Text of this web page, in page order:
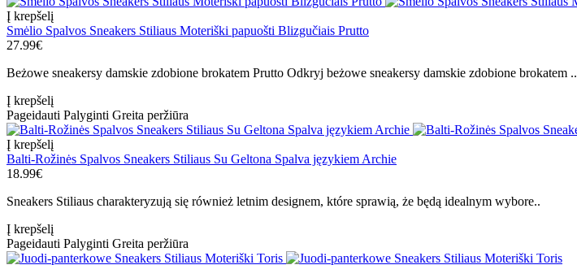
Į krepšelį
Smėlio Spalvos Sneakers Stiliaus Moteriški papuošti Blizgučiais Prutto
27.99€
Beżowe sneakersy damskie zdobione brokatem Prutto Odkryj beżowe sneakersy damskie zdobione brokatem ..
Į krepšelį
Pageidauti Palyginti Greita peržiūra
Į krepšelį
Balti-Rožinės Spalvos Sneakers Stiliaus Su Geltona Spalva językiem Archie
18.99€
Sneakers Stiliaus charakteryzują się również letnim designem, które sprawią, że będą idealnym wybore..
Į krepšelį
Pageidauti Palyginti Greita peržiūra